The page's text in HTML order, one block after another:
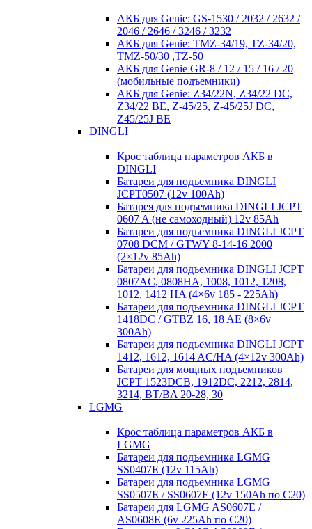
АКБ для Genie: GS-1530 / 2032 / 2632 /
2046 / 2646 / 3246 / 3232
АКБ для Genie: TMZ-34/19, TZ-34/20,
TMZ-50/30 ,TZ-50
АКБ для Genie GR-8 / 12 / 15 / 16 / 20
(мобильные подъемники)
АКБ для Genie: Z34/22N, Z34/22 DC,
Z34/22 BE, Z-45/25, Z-45/25J DC,
Z45/25J BE
DINGLI
Крос таблица параметров АКБ в
DINGLI
Батареи для подъемника DINGLI
JCPT0507 (12v 100Ah)
Батарея для подъемника DINGLI JCPT
0607 A (не самоходный) 12v 85Ah
Батареи для подъемника DINGLI JCPT
0708 DCM / GTWY 8-14-16 2000
(2×12v 85Ah)
Батареи для подъемника DINGLI JCPT
0807AC, 0808HA, 1008, 1012, 1208,
1012, 1412 HA (4×6v 185 - 225Ah)
Батареи для подъемника DINGLI JCPT
1418DC / GTBZ 16, 18 AE (8×6v
300Ah)
Батареи для подъемника DINGLI JCPT
1412, 1612, 1614 AC/HA (4×12v 300Ah)
Батареи для мощных подъемников
JCPT 1523DCB, 1912DC, 2212, 2814,
3214, BT/BA 20-28, 30
LGMG
Крос таблица параметров АКБ в
LGMG
Батареи для подъемника LGMG
SS0407E (12v 115Ah)
Батареи для подъемника LGMG
SS0507E / SS0607E (12v 150Ah по С20)
Батареи для LGMG AS0607E /
AS0608E (6v 225Ah по С20)